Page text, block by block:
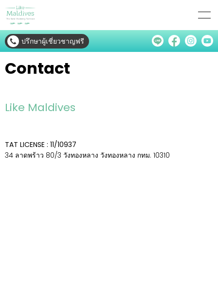
ปรึกษาผู้เชี่ยวชาญฟรี
Contact
Like Maldives
TAT LICENSE : 11/10937
34 ลาดพร้าว 80/3 วังทองหลาง วังทองหลาง กทม. 10310